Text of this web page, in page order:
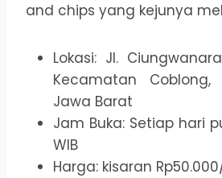
and chips yang kejunya
Lokasi: Jl.
Kecamatan Coblong,
Jawa Barat
Jam Buka: Setiap hari
WIB
Harga: kisaran